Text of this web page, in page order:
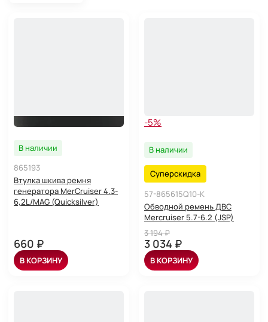
В наличии
865193
Втулка шкива ремня
генератора MerCruiser 4.3-
6,2L/MAG (Quicksilver)
660 ₽
В КОРЗИНУ
-5%
В наличии
Суперскидка
57-865615Q10-K
Обводной ремень ДВС
Mercruiser 5.7-6.2 (JSP)
3 194 ₽
3 034 ₽
В КОРЗИНУ